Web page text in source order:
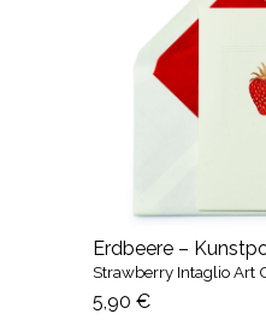
Erdbeere –
Strawberry Intaglio Art
5,90 €